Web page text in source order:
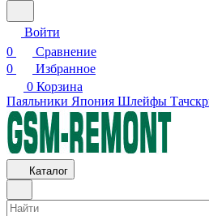
Войти
0
Сравнение
0
Избранное
0 Корзина
Паяльники Япония Шлейфы
Каталог